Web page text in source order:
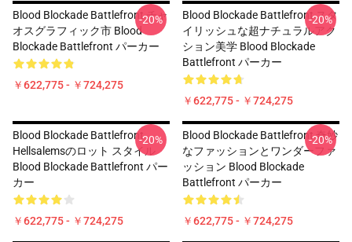
Blood Blockade Battlefront チャ
オスグラフィック市 Blood
Blockade Battlefront パーカー
￥622,775 - ￥724,275
-20%
Blood Blockade Battlefront スタ
イリッシュな超ナチュラルアク
ション美学 Blood Blockade
Battlefront パーカー
￥622,775 - ￥724,275
-20%
Blood Blockade Battlefront
Hellsalemsのロット スタイル
Blood Blockade Battlefront パー
カー
￥622,775 - ￥724,275
-20%
Blood Blockade Battlefront 奇妙
なファッションとワンダーファ
ッション Blood Blockade
Battlefront パーカー
￥622,775 - ￥724,275
-20%